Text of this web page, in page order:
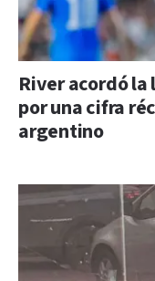
River acordó
por una cifra
argentino